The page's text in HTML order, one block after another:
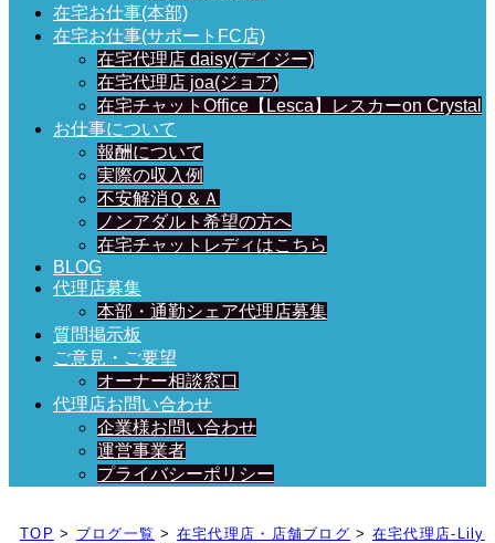
在宅お仕事(本部)
在宅お仕事(サポートFC店)
在宅代理店 daisy(デイジー)
在宅代理店 joa(ジョア)
在宅チャットOffice【Lesca】レスカーon Crystal
お仕事について
報酬について
実際の収入例
不安解消Ｑ＆Ａ
ノンアダルト希望の方へ
在宅チャットレディはこちら
BLOG
代理店募集
本部・通勤シェア代理店募集
質問掲示板
ご意見・ご要望
オーナー相談窓口
代理店お問い合わせ
企業様お問い合わせ
運営事業者
プライバシーポリシー
日々、ブログを更新中！
TOP > ブログ一覧 > 在宅代理店・店舗ブログ > 在宅代理店-Lily